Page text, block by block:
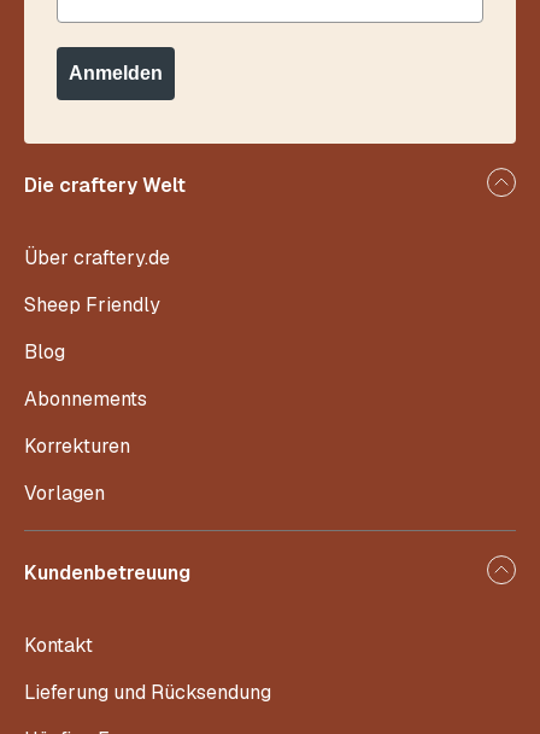
Die craftery Welt
Über craftery.de
Sheep Friendly
Blog
Abonnements
Korrekturen
Vorlagen
Kundenbetreuung
Kontakt
Lieferung und Rücksendung
Anmelden